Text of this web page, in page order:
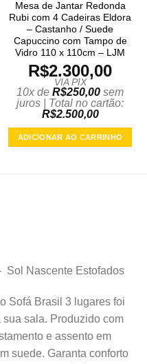
Mesa de Jantar Redonda
Rubi com 4 Cadeiras Eldora
– Castanho / Suede
Capuccino com Tampo de
Vidro 110 x 110cm – LJM
R$2.300,00
VIA PIX
10x de R$250,00 sem
juros | Total no cartão:
R$2.500,00
ADICIONAR AO CARRINHO
Sol Nascente Estofados
Sofá Brasil 3 lugares foi
sala. Produzido com
e assento em
suede. Garanta conforto